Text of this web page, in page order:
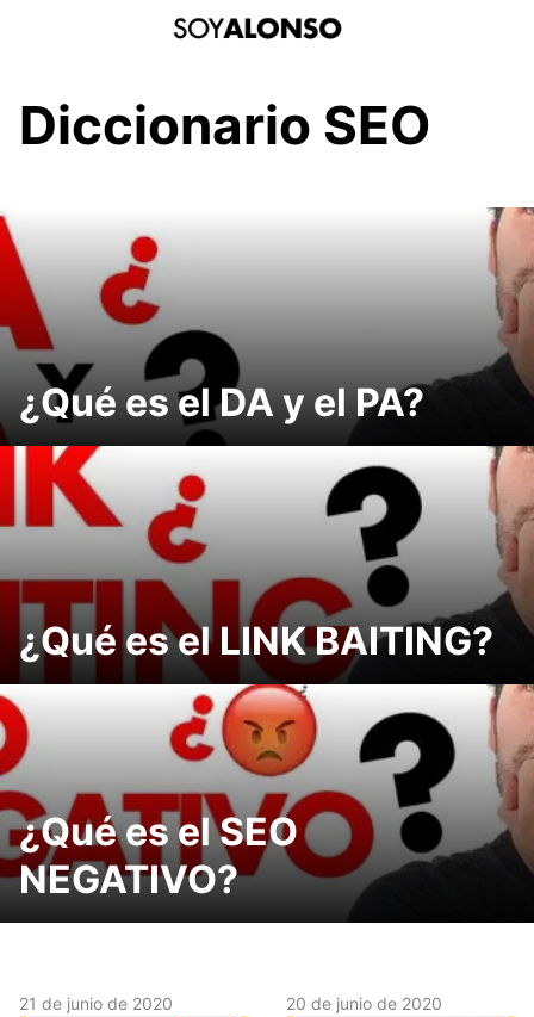
Diccionario SEO
¿Qué es el DA y el PA?
¿Qué es el LINK BAITING?
¿Qué es el SEO
NEGATIVO?
21 de junio de 2020 20 de junio de 2020